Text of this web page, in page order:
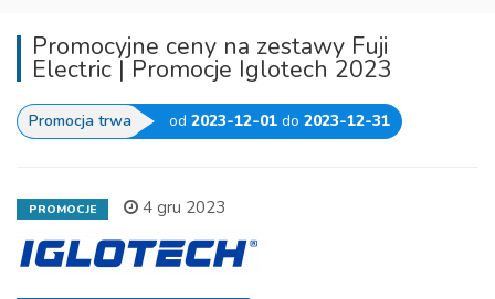
Promocyjne ceny na zestawy Fuji
Electric | Promocje Iglotech 2023
Promocja trwa od 2023-12-01 do 2023-12-31
PROMOCJE 4 gru 2023